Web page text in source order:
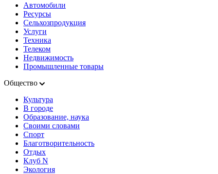
Автомобили
Ресурсы
Сельхозпродукция
Услуги
Техника
Телеком
Недвижимость
Промышленные товары
Общество
Культура
В городе
Образование, наука
Своими словами
Спорт
Благотворительность
Отдых
Клуб N
Экология